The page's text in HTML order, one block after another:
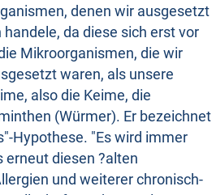
denen wir ausgesetzt
da diese sich erst vor
Mikroorganismen, die wir
waren, als unsere
also die Keime, die
(Würmer). Er bezeichnet
Hypothese. "Es wird immer
erneut diesen ?alten
und weiterer chronisch-